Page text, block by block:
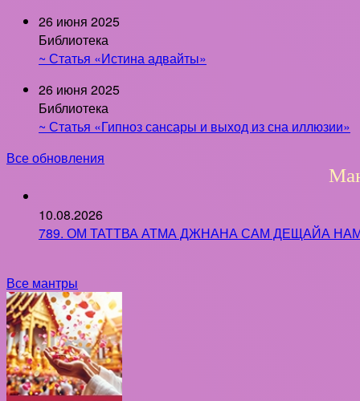
26 июня 2025
Библиотека
~ Статья «Истина адвайты»
26 июня 2025
Библиотека
~ Статья «Гипноз сансары и выход из сна иллюзии»
Все обновления
10.08.2026
789. ОМ ТАТТВА АТМА ДЖНАНА САМ ДЕЩАЙА
Все мантры